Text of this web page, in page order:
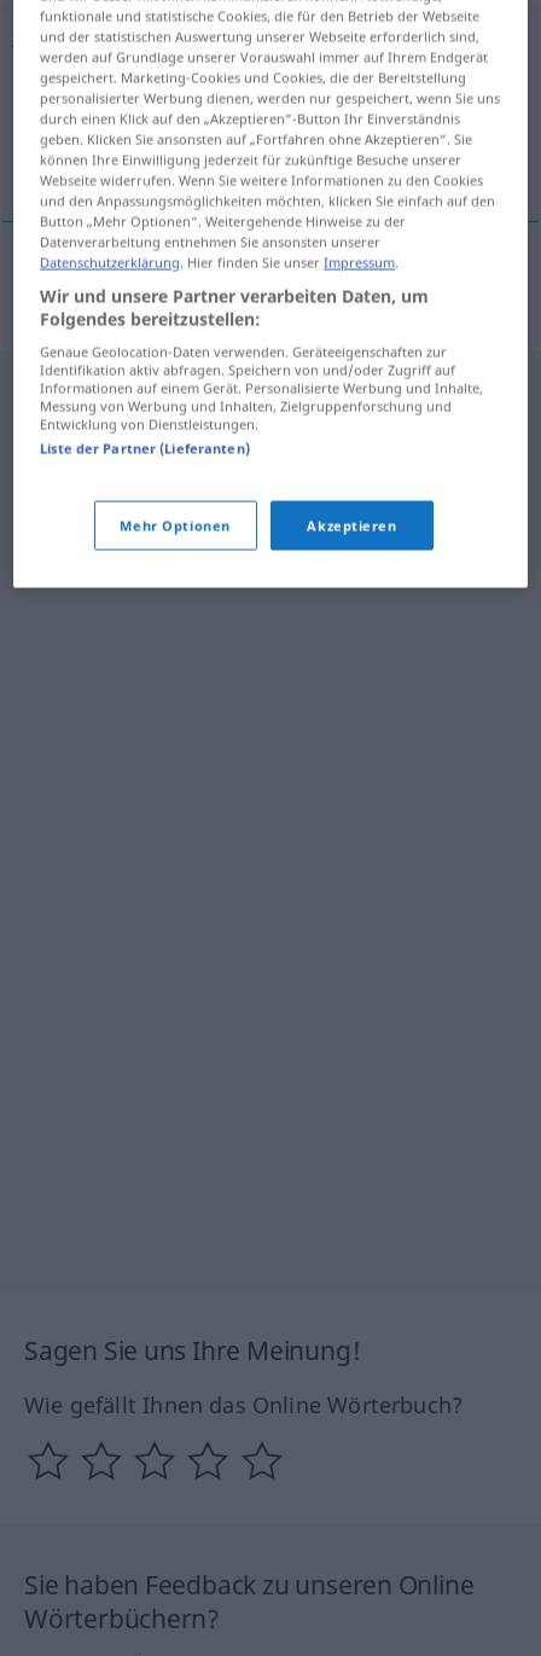
Jagdtrophäef
Übersicht aller Übersetzungen
(Für mehr Details die Übersetzung anklicken/antippen)
trofeum myśliwskie
trofeumnmyśliwskie Jagdtrophäe
Sagen Sie uns Ihre Meinung!
Wie gefällt Ihnen das Online Wörterbuch?
Sie haben Feedback zu unseren Online
Wörterbüchern?
funktionale und statistische Cookies, die für den Betrieb der Webseite
und der statistischen Auswertung unserer Webseite erforderlich sind,
werden auf Grundlage unserer Vorauswahl immer auf Ihrem Endgerät
gespeichert. Marketing-Cookies und Cookies, die der Bereitstellung
personalisierter Werbung dienen, werden nur gespeichert, wenn Sie uns
durch einen Klick auf den „Akzeptieren“-Button Ihr Einverständnis
geben. Klicken Sie ansonsten auf „Fortfahren ohne Akzeptieren“. Sie
können Ihre Einwilligung jederzeit für zukünftige Besuche unserer
Webseite widerrufen. Wenn Sie weitere Informationen zu den Cookies
und den Anpassungsmöglichkeiten möchten, klicken Sie einfach auf den
Button „Mehr Optionen“. Weitergehende Hinweise zu der
Datenverarbeitung entnehmen Sie ansonsten unserer
Datenschutzerklärung. Hier finden Sie unserImpressum.
Wir und unsere Partner verarbeiten Daten, um
Folgendes bereitzustellen:
Genaue Geolocation-Daten verwenden. Geräteeigenschaften zur
Identifikation aktiv abfragen. Speichern von und/oder Zugriff auf
Informationen auf einem Gerät. Personalisierte Werbung und Inhalte,
Messung von Werbung und Inhalten, Zielgruppenforschung und
Entwicklung von Dienstleistungen.
Liste der Partner (Lieferanten)
Mehr Optionen Akzeptieren